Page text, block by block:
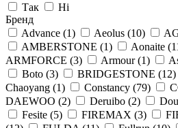
Так
Ні
Бренд
Advance (1) Aeolus (10)
AMBERSTONE (1) Aonaite
ARMFORCE (3) Armour(1)
Boto (3) BRIDGESTONE (12)
Chaoyang (1) Constancy (79)
DAEWOO (2) Deruibo (2)
Fesite (5) FIREMAX (3)